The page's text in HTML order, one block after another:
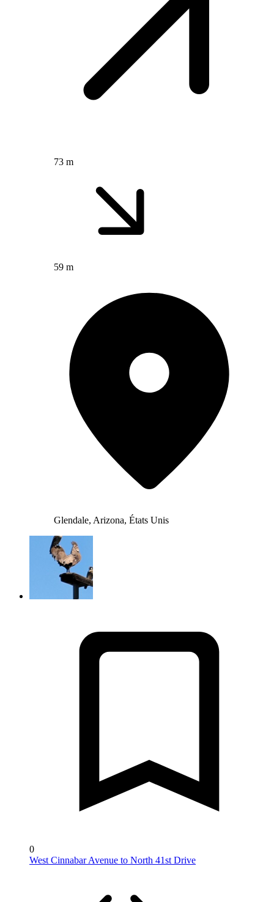
73 m
59 m
Glendale, Arizona, États Unis
0
West Cinnabar Avenue to North 41st Drive